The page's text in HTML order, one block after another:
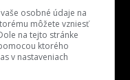
Nahlásiť
chybu
osobné údaje na
môžete vzniesť
na tejto stránke
ktorého
v nastaveniach